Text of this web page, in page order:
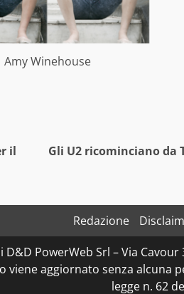
Amy Winehouse
il
Gli U2 ricominciano da
Redazione
PowerWeb Srl – Via Cavour
viene aggiornato senza
legge n. 62